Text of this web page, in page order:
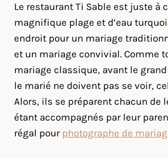
Le restaurant Ti Sable est juste à
magnifique plage et d’eau
endroit pour un mariage
et un mariage convivial. Comme
mariage classique, avant le
le marié ne doivent pas se voir,
Alors, ils se préparent chacun de
étant accompagnés par leur
régal pour photographe de